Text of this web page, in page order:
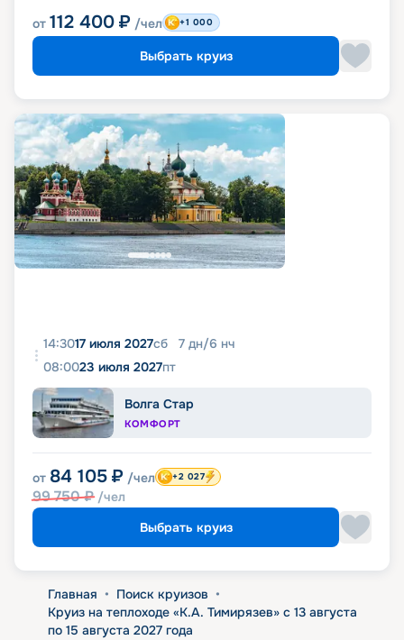
от 112 400 ₽ /чел +1 000
Выбрать круиз
14:3017 июля 2027сб 7 дн/6 нч
08:0023 июля 2027пт
Волга Стар
КОМФОРТ
от 84 105 ₽ /чел
99 750₽ /чел
+2 027
Выбрать круиз
Главная • Поиск круизов •
Круиз на теплоходе «К.А. Тимирязев» с 13 августа
по 15 августа 2027 года